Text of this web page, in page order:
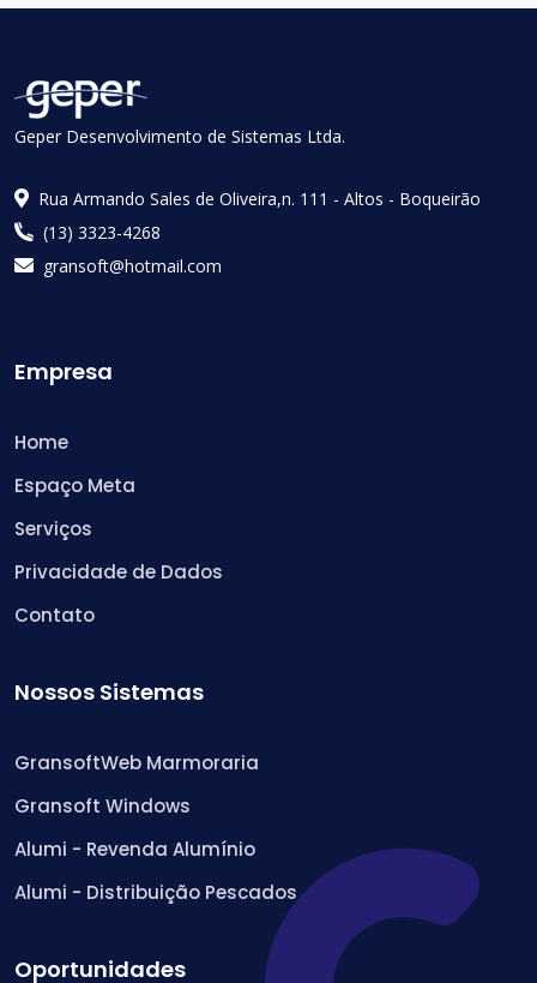
Geper Desenvolvimento de Sistemas Ltda.
Rua Armando Sales de Oliveira,n. 111 - Altos - Boqueirão
(13) 3323-4268
gransoft@hotmail.com
Empresa
Home
Espaço Meta
Serviços
Privacidade de Dados
Contato
Nossos Sistemas
GransoftWeb Marmoraria
Gransoft Windows
Alumi - Revenda Alumínio
Alumi - Distribuição Pescados
Oportunidades